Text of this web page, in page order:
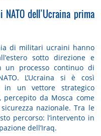
dell’Ucraina prima
di militari ucraini hanno
sotto direzione e
un processo continuo di
L’Ucraina si è così
in un vettore strategico
percepito da Mosca come
nazionale. Tra le
percorso: l’intervento in
dell’Iraq.